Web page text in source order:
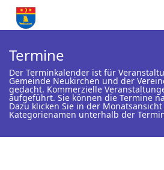
Termine
Der Terminkalender ist für
Gemeinde Neukirchen und der
gedacht. Kommerzielle
aufgeführt. Sie können die Termine
Dazu klicken Sie in der
Kategorienamen unterhalb der